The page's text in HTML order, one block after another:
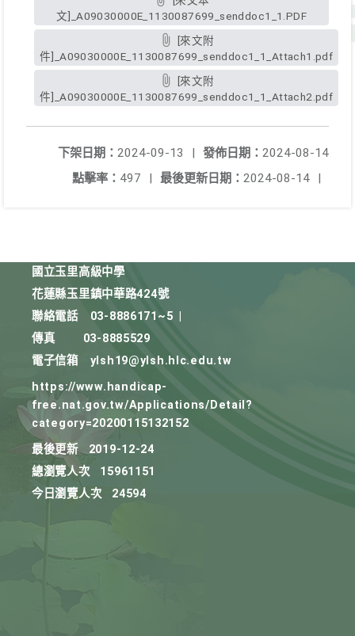
文]_A09030000E_1130087699_senddoc1_1.PDF
件]_A09030000E_1130087699_senddoc1_1_Attach1.pdf
件]_A09030000E_1130087699_senddoc1_1_Attach2.pdf
發佈日期： 2024-08-14
下架日期： 2024-09-13
|
最後更新日期： 2024-08-14 |
點擊率： 497 |
國立玉里高級中學
花蓮縣玉里鎮中華路424號
聯絡電話
03-8886171~5
傳真
03-8885529
電子信箱
ylsh19@ylsh.hlc.edu.tw
https://www.handicap-
free.nat.gov.tw/Applications/Detail?
category=20200115132152
最後更新
2019-12-24
總瀏覽人次
15961151
今日瀏覽人次
24594